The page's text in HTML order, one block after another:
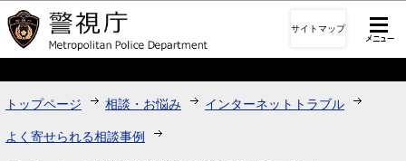
このページの本文へ移動
サイトマップ
トップページ 相談・お悩み インターネットトラブル
よく寄せられる相談事例